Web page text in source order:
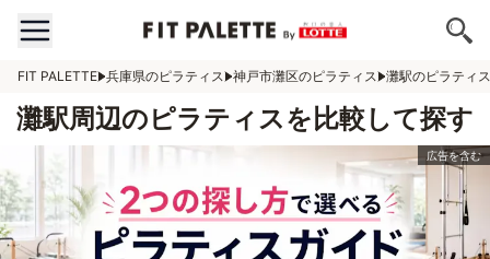
FIT PALETTE 兵庫県のピラティス 神戸市灘区のピラティス 灘駅のピラティス
灘駅周辺のピラティスを比較して探す